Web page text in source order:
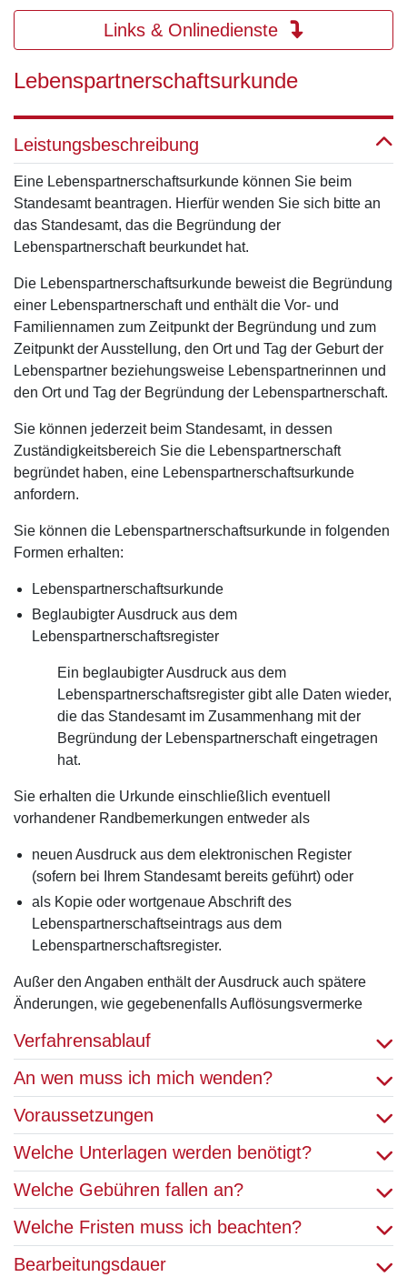
Links & Onlinedienste
Lebenspartnerschaftsurkunde
Leistungsbeschreibung
Eine Lebenspartnerschaftsurkunde können Sie beim
Standesamt beantragen. Hierfür wenden Sie sich bitte an
das Standesamt, das die Begründung der
Lebenspartnerschaft beurkundet hat.
Die Lebenspartnerschaftsurkunde beweist die Begründung
einer Lebenspartnerschaft und enthält die Vor- und
Familiennamen zum Zeitpunkt der Begründung und zum
Zeitpunkt der Ausstellung, den Ort und Tag der Geburt der
Lebenspartner beziehungsweise Lebenspartnerinnen und
den Ort und Tag der Begründung der Lebenspartnerschaft.
Sie können jederzeit beim Standesamt, in dessen
Zuständigkeitsbereich Sie die Lebenspartnerschaft
begründet haben, eine Lebenspartnerschaftsurkunde
anfordern.
Sie können die Lebenspartnerschaftsurkunde in folgenden
Formen erhalten:
Lebenspartnerschaftsurkunde
Beglaubigter Ausdruck aus dem
Lebenspartnerschaftsregister
Ein beglaubigter Ausdruck aus dem
Lebenspartnerschaftsregister gibt alle Daten wieder,
die das Standesamt im Zusammenhang mit der
Begründung der Lebenspartnerschaft eingetragen
hat.
Sie erhalten die Urkunde einschließlich eventuell
vorhandener Randbemerkungen entweder als
neuen Ausdruck aus dem elektronischen Register
(sofern bei Ihrem Standesamt bereits geführt) oder
als Kopie oder wortgenaue Abschrift des
Lebenspartnerschaftseintrags aus dem
Lebenspartnerschaftsregister.
Außer den Angaben enthält der Ausdruck auch spätere
Änderungen, wie gegebenenfalls Auflösungsvermerke
Verfahrensablauf
An wen muss ich mich wenden?
Voraussetzungen
Welche Unterlagen werden benötigt?
Welche Gebühren fallen an?
Welche Fristen muss ich beachten?
Bearbeitungsdauer